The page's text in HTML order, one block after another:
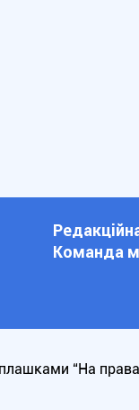
Команда
“На